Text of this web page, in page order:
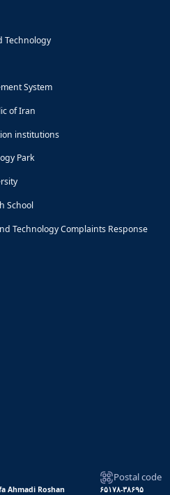
Technology
System
of Iran
institutions
Park
School
Technology Complaints Response
Ahmadi Roshan
Postal code
۶۵۱۷۸-۳۸۶۹۵